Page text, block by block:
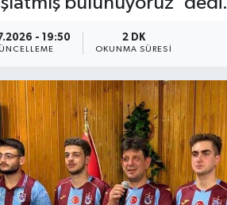
- 19:50 2 DK
OKUNMA SÜRESI